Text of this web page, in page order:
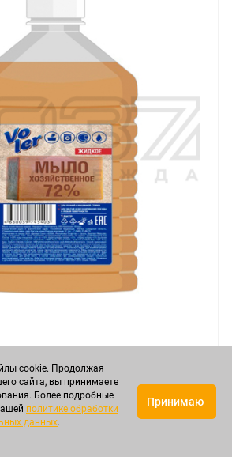
жидкое "Voler" 72% 1 л в
Белгороде
СОВМЖ00006
cookie. Продолжая
сайта, вы принимаете
Более подробные
политике обработки
данных.
Принимаю